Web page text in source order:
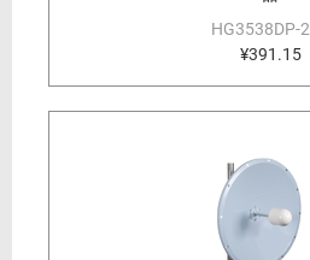
HG3538DP-
¥391.15